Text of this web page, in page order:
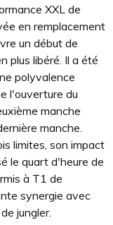
XXL de
en remplacement
un début de
plus libéré. Il a été
polyvalence
l'ouverture du
manche
manche.
limites, son impact
le quart d'heure de
à T1 de
synergie avec
jungler.